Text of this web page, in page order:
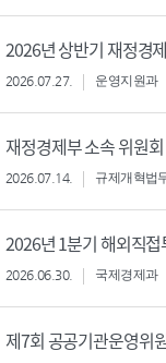
2026년 상반기 재정경
2026.07.27. 운영지원과
재정경제부 소속 위원
2026.07.14. 규제개혁법
2026년 1분기 해외직
2026.06.30. 국제경제과
제7회 공공기관운영위